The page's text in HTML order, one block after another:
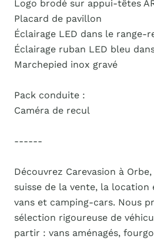
Logo brodé sur appui-têtes
Placard de pavillon
Éclairage LED dans le range-
Éclairage ruban LED bleu
Marchepied inox gravé
Pack conduite :
Caméra de recul
------
Découvrez Carevasion à
suisse de la vente, la location
vans et camping-cars. Nous
sélection rigoureuse de
partir : vans aménagés,